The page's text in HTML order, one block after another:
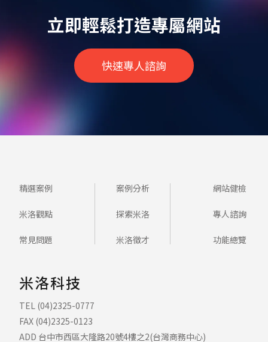
立即輕鬆打造專屬網站
快速專人諮詢
精選案例 案例分析 網站健檢
米洛觀點 探索米洛 專人諮詢
常見問題 米洛徵才 功能總覽
米洛科技
TEL (04)2325-0777
FAX (04)2325-0123
ADD 台中市西區大隆路20號4樓之2(台灣商務中心)